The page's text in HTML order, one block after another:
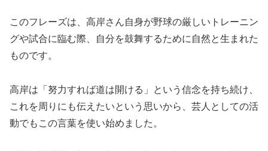
このフレーズは、高岸さん自身が野球の厳しいトレーニン
グや試合に臨む際、自分を鼓舞するために自然と生まれた
ものです。
高岸は「努力すれば道は開ける」という信念を持ち続け、
これを周りにも伝えたいという思いから、芸人としての活
動でもこの言葉を使い始めました。